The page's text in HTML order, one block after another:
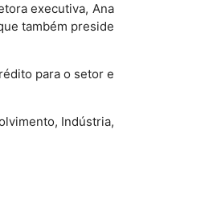
executiva, Ana
também preside
para o setor e
Indústria,